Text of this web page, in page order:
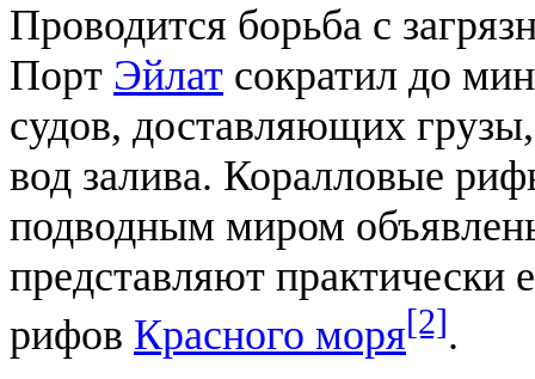
Проводится борьба с
Порт Эйлат сократил до
судов, доставляющих
вод залива. Коралловые
подводным миром
представляют практически
рифов Красного моря[2].